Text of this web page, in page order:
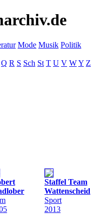
Mode Musik Politik
Q R S Sch St T U V WY Z
Staffel Team
Wattenscheid
Sport
2013